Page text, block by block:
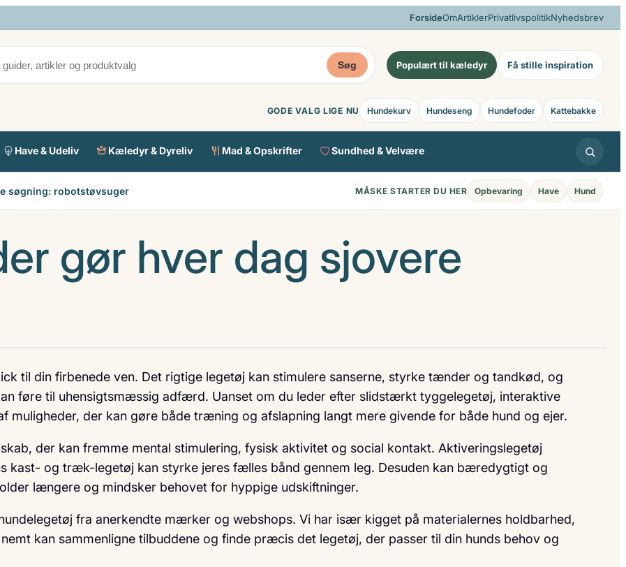
ForsideOmArtiklerPrivatlivspolitikNyhedsbrev
Søg Populært til kæledyr Få stille inspiration
GODE VALG LIGE NU Hundekurv Hundeseng Hundefoder Kattebakke
Have & Udeliv Kæledyr & Dyreliv Mad & Opskrifter Sundhed & Velvære
søgning: robotstøvsuger MÅSKE STARTER DU HER Opbevaring Have Hund
gør hver dag sjovere
til din firbenede ven. Det rigtige legetøj kan stimulere sanserne, styrke tænder og tandkød, og
føre til uhensigtsmæssig adfærd. Uanset om du leder efter slidstærkt tyggelegetøj, interaktive
muligheder, der kan gøre både træning og afslapning langt mere givende for både hund og ejer.
der kan fremme mental stimulering, fysisk aktivitet og social kontakt. Aktiveringslegetøj
kast- og træk-legetøj kan styrke jeres fælles bånd gennem leg. Desuden kan bæredygtigt og
længere og mindsker behovet for hyppige udskiftninger.
fra anerkendte mærker og webshops. Vi har især kigget på materialernes holdbarhed,
kan sammenligne tilbuddene og finde præcis det legetøj, der passer til din hunds behov og